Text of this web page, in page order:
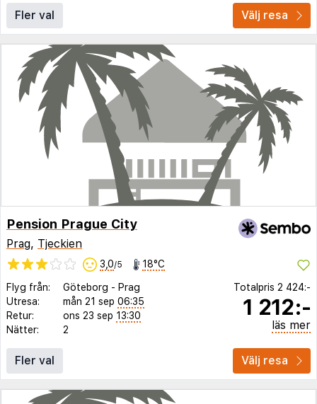
Fler val Välj resa
Pension Prague City
Prag, Tjeckien
3,0/5 18°C
Flyg från: Göteborg - Prag
Utresa:
mån 21 sep 06:35
Retur:
ons 23 sep 13:30
Nätter:
2
Totalpris 2 424:-
1 212:-
läs mer
Fler val Välj resa